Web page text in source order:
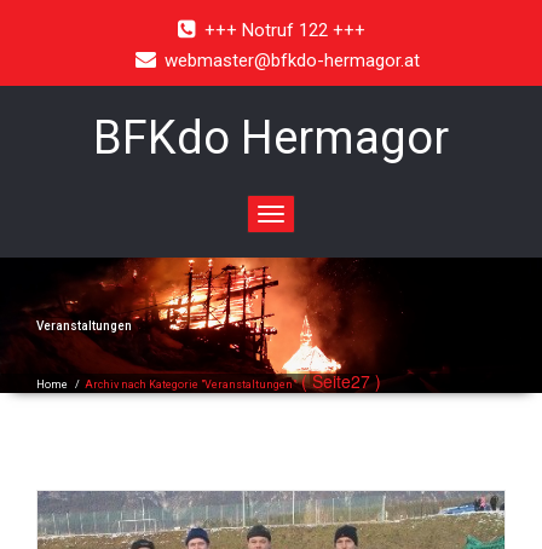
+++ Notruf 122 +++
webmaster@bfkdo-hermagor.at
BFKdo Hermagor
Toggle
navigation
Veranstaltungen
Home / Archiv nach Kategorie "Veranstaltungen"( Seite27 )